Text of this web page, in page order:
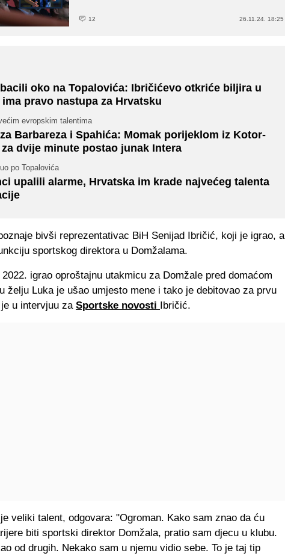
12 26.11.24. 18:25
oko na Topalovića: Ibričićevo otkriće biljira u
ima pravo nastupa za Hrvatsku
evropskim talentima
Barbareza i Spahića: Momak porijeklom iz Kotor-
dvije minute postao junak Intera
po Topalovića
upalili alarme, Hrvatska im krade najvećeg talenta
bivši reprezentativac BiH Senijad Ibričić, koji je igrao, a
sportskog direktora u Domžalama.
igrao oproštajnu utakmicu za Domžale pred domaćom
želju Luka je ušao umjesto mene i tako je debitovao za prvu
u intervjuu za Sportske novosti Ibričić.
veliki talent, odgovara: "Ogroman. Kako sam znao da ću
biti sportski direktor Domžala, pratio sam djecu u klubu.
od drugih. Nekako sam u njemu vidio sebe. To je taj tip